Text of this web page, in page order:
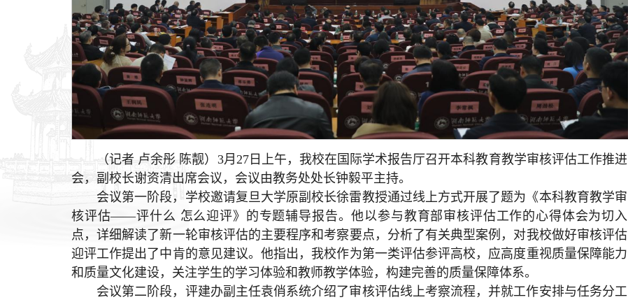
（记者 卢余彤 陈靓）3月27日上午，我校在国际学术报告厅召开本科教育教学审核评估工作推进
会，副校长谢资清出席会议，会议由教务处处长钟毅平主持。
会议第一阶段，学校邀请复旦大学原副校长徐雷教授通过线上方式开展了题为《本科教育教学审
核评估——评什么 怎么迎评》的专题辅导报告。他以参与教育部审核评估工作的心得体会为切入
点，详细解读了新一轮审核评估的主要程序和考察要点，分析了有关典型案例，对我校做好审核评估
迎评工作提出了中肯的意见建议。他指出，我校作为第一类评估参评高校，应高度重视质量保障能力
和质量文化建设，关注学生的学习体验和教师教学体验，构建完善的质量保障体系。
会议第二阶段，评建办副主任袁俏系统介绍了审核评估线上考察流程，并就工作安排与任务分工